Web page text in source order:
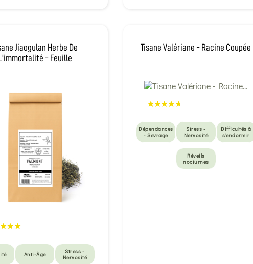
Jiaogulan Herbe De
- Feuille
Anti-Âge
Stress -
Nervosité
Tisane Valériane - Racine Coupée
Dépendances
- Sevrage
Stress -
Nervosité
Difficultés à
s'endormir
Réveils
nocturnes